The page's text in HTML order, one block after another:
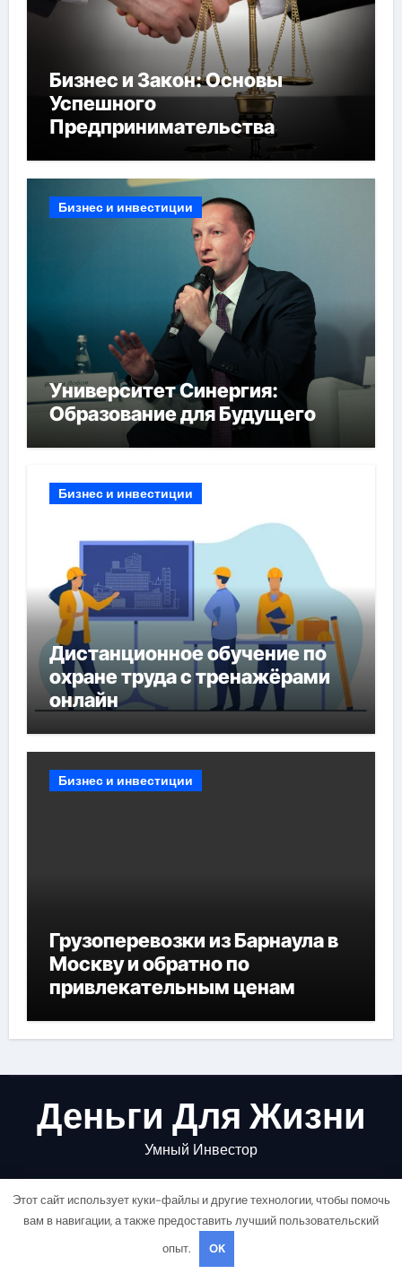
Бизнес и Закон: Основы
Успешного
Предпринимательства
Бизнес и инвестиции
Университет Синергия:
Образование для Будущего
Бизнес и инвестиции
Дистанционное обучение по
охране труда с тренажёрами
онлайн
Бизнес и инвестиции
Грузоперевозки из Барнаула в
Москву и обратно по
привлекательным ценам
Деньги Для Жизни
Умный Инвестор
Copyright © All rights reserved |
Этот сайт использует куки-файлы и другие технологии, чтобы помочь
вам в навигации, а также предоставить лучший пользовательский
опыт.
OK